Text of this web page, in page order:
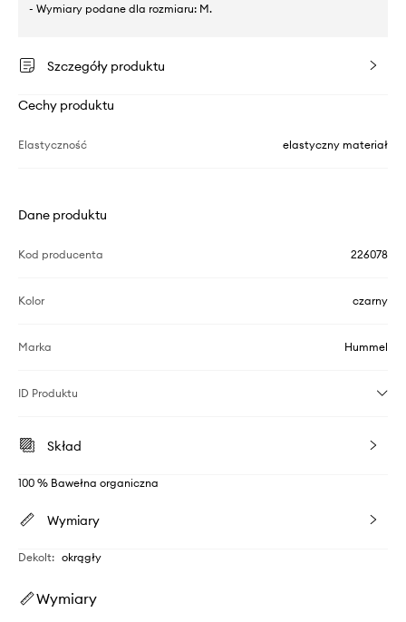
- Wymiary podane dla rozmiaru: M.
Szczegóły produktu
Cechy produktu
Elastyczność elastyczny materiał
Dane produktu
Kod producenta 226078
Kolor czarny
Marka Hummel
ID Produktu
Skład
100 % Bawełna organiczna
Wymiary
Dekolt: okrągły
Wymiary